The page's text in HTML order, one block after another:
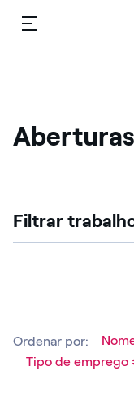
Cardápio
Filtrar
Ordenar por: